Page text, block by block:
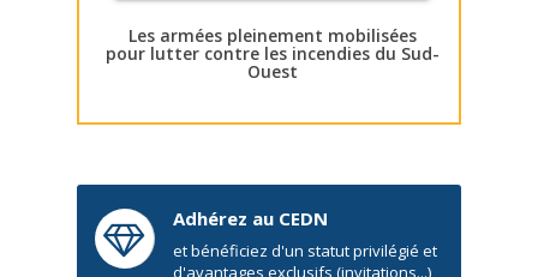
Les armées pleinement mobilisées
pour lutter contre les incendies du Sud-
Ouest
Adhérez au CEDN
et bénéficiez d'un statut privilégié et
d'avantages exclusifs (invitations...)